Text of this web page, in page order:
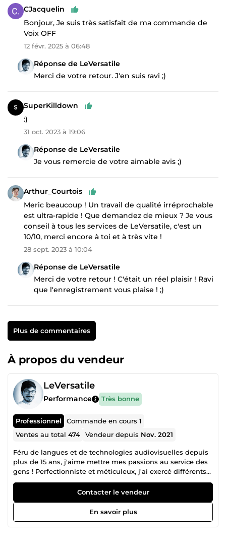
CJacquelin
Bonjour, Je suis très satisfait de ma commande de
Voix OFF
12 févr. 2025 à 06:48
Réponse de LeVersatile
Merci de votre retour. J'en suis ravi ;)
SuperKilldown
:)
31 oct. 2023 à 19:06
Réponse de LeVersatile
Je vous remercie de votre aimable avis ;)
Arthur_Courtois
Meric beaucoup ! Un travail de qualité irréprochable
est ultra-rapide ! Que demandez de mieux ? Je vous
conseil à tous les services de LeVersatile, c'est un
10/10, merci encore à toi et à très vite !
28 sept. 2023 à 10:04
Réponse de LeVersatile
Merci de votre retour ! C'était un réel plaisir ! Ravi
que l'enregistrement vous plaise ! ;)
Plus de commentaires
À propos du vendeur
LeVersatile
Performance Très bonne
Professionnel Commande en cours1
Ventes au total474 Vendeur depuis Nov. 2021
Féru de langues et de technologies audiovisuelles depuis
plus de 15 ans, j'aime mettre mes passions au service des
gens ! Perfectionniste et méticuleux, j'ai exercé différents
métiers qui m'ont permis d'acquérir pas mal d'expérience
dans divers domaines : du CRM au Marketing, en passant
par le web, la photo, la vidéo et l'audio. Come up me
permet de valoriser tout cela en les mettant à votre
disposition, et cela toujours avec le sourire !
Contacter le vendeur
En savoir plus